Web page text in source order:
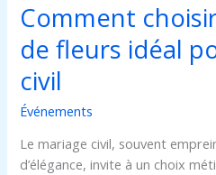
Comment
de fleurs idéal
civil
Événements
Le mariage civil, souvent
d’élégance, invite à un choix